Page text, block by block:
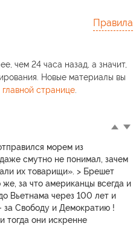
Правила
чем 24 часа назад, а значит,
Новые материалы вы
главной странице.
морем из
смутно не понимал, зачем
их товарищи». > Брешет
за что американцы всегда и
Вьетнама через 100 лет и
за Свободу и Демократию !
тогда они искренне